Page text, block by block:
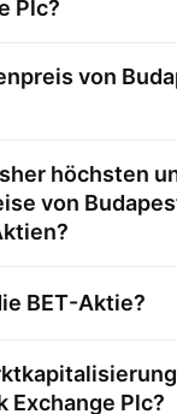
Plc?
von
höchsten
von
BET-Aktie?
Exchange Plc?